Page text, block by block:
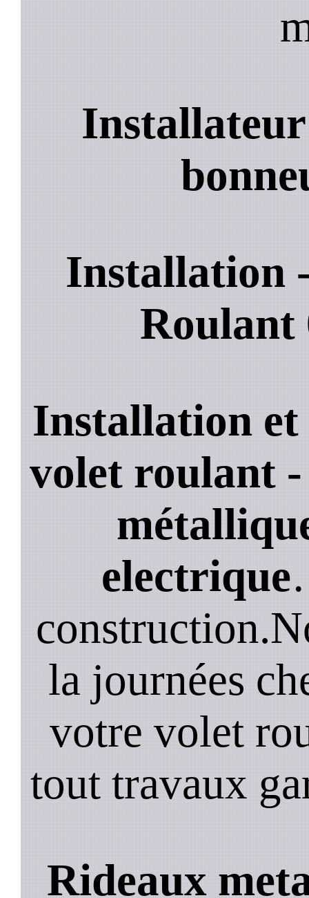
Installation
Roulant
Installation
volet roulant
electrique
la journées
votre volet
tout travaux
Rideaux